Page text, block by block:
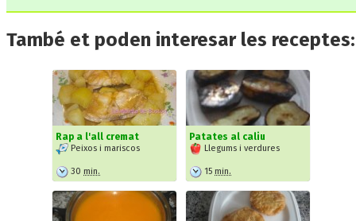
També et poden interesar les receptes:
Rap a l'all cremat
Peixos i mariscos
30 min.
Patates al caliu
Llegums i verdures
15 min.